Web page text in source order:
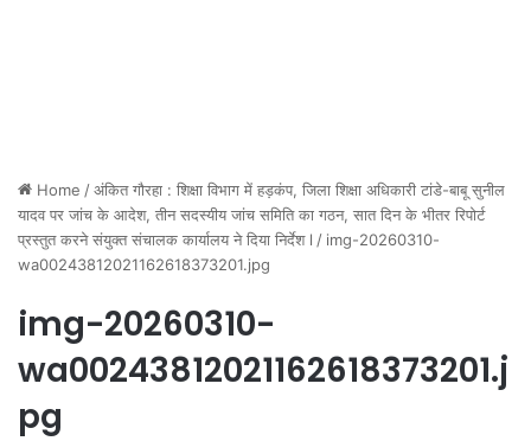
Home /अंकित गौरहा : शिक्षा विभाग में हड़कंप, जिला शिक्षा अधिकारी टांडे-बाबू सुनील
यादव पर जांच के आदेश, तीन सदस्यीय जांच समिति का गठन, सात दिन के भीतर रिपोर्ट
प्रस्तुत करने संयुक्त संचालक कार्यालय ने दिया निर्देश l / img-20260310-
wa00243812021162618373201.jpg
img-20260310-
wa00243812021162618373201.j
pg